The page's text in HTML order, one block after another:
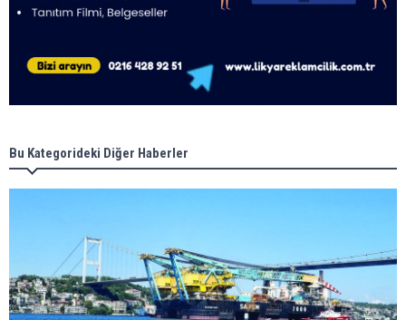
Bu Kategorideki Diğer Haberler